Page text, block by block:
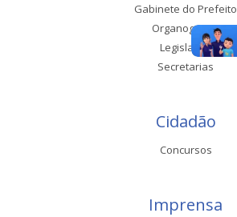
Gabinete do Prefeito
Organograma
Legislação
Secretarias
Cidadão
Concursos
Imprensa